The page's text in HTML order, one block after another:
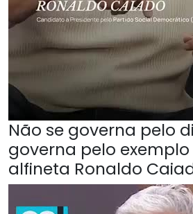
Não se governa pelo
governa pelo exemplo
alfineta Ronaldo